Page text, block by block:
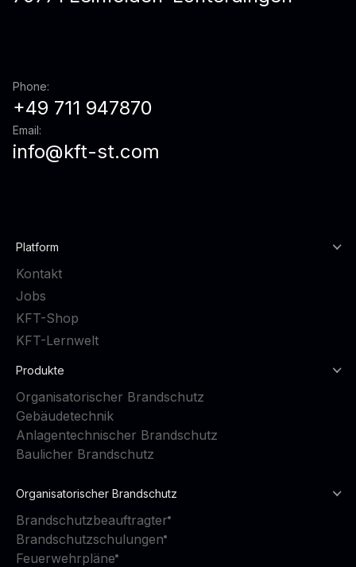
Phone:
+49 711 947870
Email:
info@kft-st.com
Platform
Kontakt
Jobs
KFT-Shop
KFT-Lernwelt
Produkte
Organisatorischer Brandschutz
Gebäudetechnik
Anlagentechnischer Brandschutz
Baulicher Brandschutz
Organisatorischer Brandschutz
Brandschutzbeauftragter
Brandschutzschulungen
Feuerwehrpläne